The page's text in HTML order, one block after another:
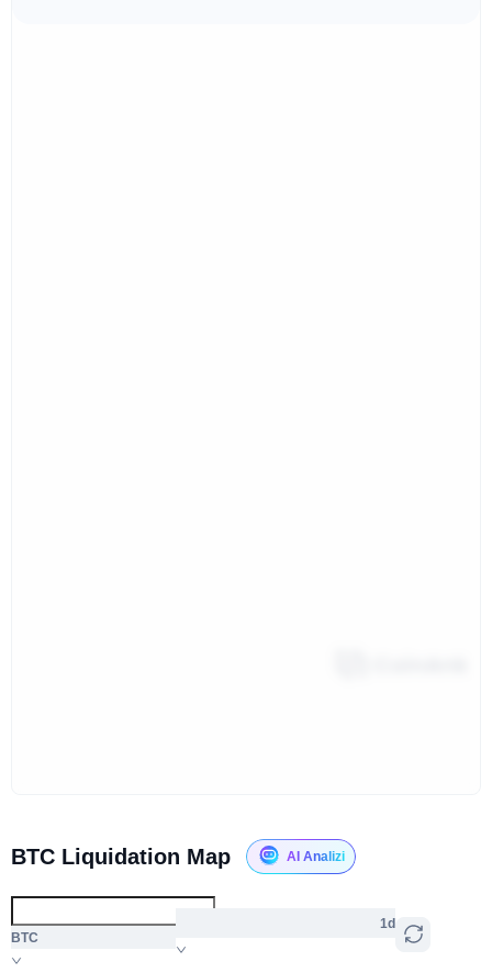
BTC Liquidation Map AI Analizi
BTC
1d